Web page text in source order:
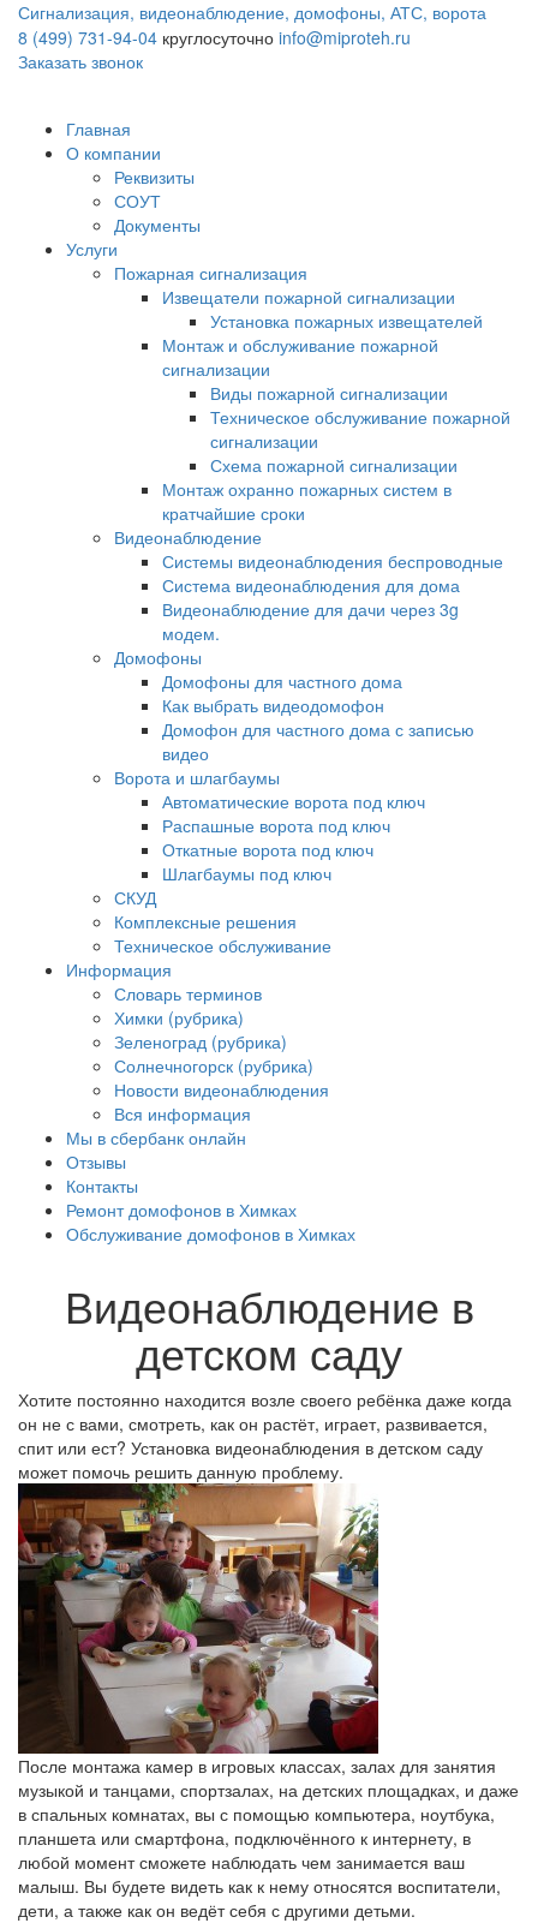
Сигнализация, видеонаблюдение, домофоны, АТС, ворота
8 (499) 731-94-04 круглосуточно info@miproteh.ru
Заказать звонок
Главная
О компании
Реквизиты
СОУТ
Документы
Услуги
Пожарная сигнализация
Извещатели пожарной сигнализации
Установка пожарных извещателей
Монтаж и обслуживание пожарной
сигнализации
Виды пожарной сигнализации
Техническое обслуживание пожарной
сигнализации
Схема пожарной сигнализации
Монтаж охранно пожарных систем в
кратчайшие сроки
Видеонаблюдение
Системы видеонаблюдения беспроводные
Система видеонаблюдения для дома
Видеонаблюдение для дачи через 3g
модем.
Домофоны
Домофоны для частного дома
Как выбрать видеодомофон
Домофон для частного дома с записью
видео
Ворота и шлагбаумы
Автоматические ворота под ключ
Распашные ворота под ключ
Откатные ворота под ключ
Шлагбаумы под ключ
СКУД
Комплексные решения
Техническое обслуживание
Информация
Словарь терминов
Химки (рубрика)
Зеленоград (рубрика)
Солнечногорск (рубрика)
Новости видеонаблюдения
Вся информация
Мы в сбербанк онлайн
Отзывы
Контакты
Ремонт домофонов в Химках
Обслуживание домофонов в Химках
Видеонаблюдение в
детском саду
Хотите постоянно находится возле своего ребёнка даже когда
он не с вами, смотреть, как он растёт, играет, развивается,
спит или ест? Установка видеонаблюдения в детском саду
может помочь решить данную проблему.
После монтажа камер в игровых классах, залах для занятия
музыкой и танцами, спортзалах, на детских площадках, и даже
в спальных комнатах, вы с помощью компьютера, ноутбука,
планшета или смартфона, подключённого к интернету, в
любой момент сможете наблюдать чем занимается ваш
малыш. Вы будете видеть как к нему относятся воспитатели,
дети, а также как он ведёт себя с другими детьми.